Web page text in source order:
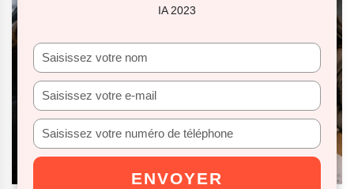
IA 2023
Saisissez
votre
nom
Saisissez
votre
e-
mail
Saisissez
votre
numéro
ENVOYER